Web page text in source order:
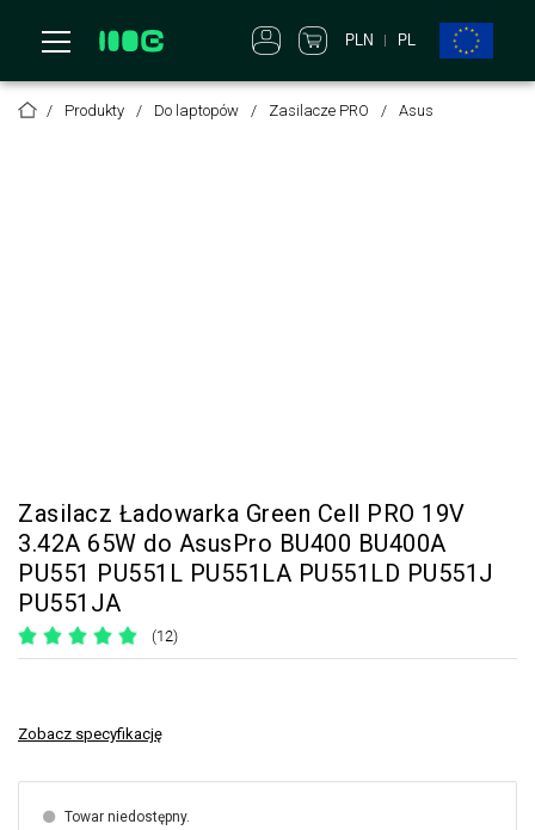
PLN PL
Produkty Do laptopów Zasilacze PRO Asus
Zasilacz Ładowarka Green Cell PRO 19V
3.42A 65W do AsusPro BU400 BU400A
PU551 PU551L PU551LA PU551LD PU551J
PU551JA
(12)
Zobacz specyfikację
Towar niedostępny.